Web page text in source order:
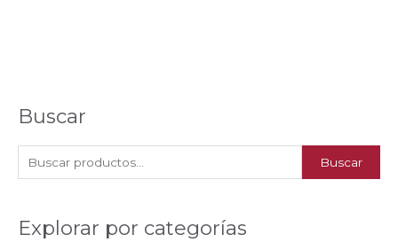
Buscar
u
c
Buscar
Explorar por categorías